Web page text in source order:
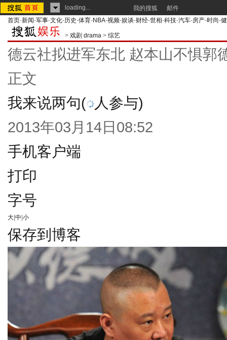
loading... 我的搜狐
邮件
首页-新闻-军事-文化-历史-体育-NBA-视频-娱谈-财经-世相-科技-汽车-房产-时尚-
> 戏剧 drama > 综艺
德云社拟进军东北 赵本山不惧郭
正文
我来说两句(
人参与)
2013年03月14日08:52
手机客户端
打印
字号
大 中 小
保存到博客